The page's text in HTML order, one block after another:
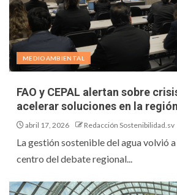
MEDIOAMBIENTAL
FAO y CEPAL alertan sobre
acelerar soluciones en la región
abril 17, 2026 Redacción Sostenibilidad.sv
La gestión sostenible del agua volvió
centro del debate regional...